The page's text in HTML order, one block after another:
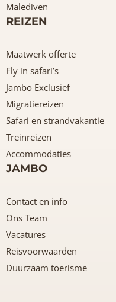
Malediven
REIZEN
Maatwerk offerte
Fly in safari’s
Jambo Exclusief
Migratiereizen
Safari en strandvakantie
Treinreizen
Accommodaties
JAMBO
Contact en info
Ons Team
Vacatures
Reisvoorwaarden
Duurzaam toerisme